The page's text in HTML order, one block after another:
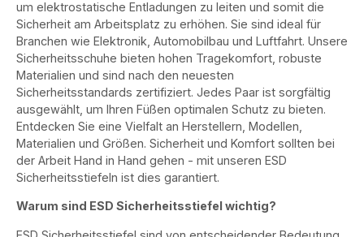
um elektrostatische Entladungen zu leiten und somit die
Sicherheit am Arbeitsplatz zu erhöhen. Sie sind ideal für
Branchen wie Elektronik, Automobilbau und Luftfahrt. Unsere
Sicherheitsschuhe bieten hohen Tragekomfort, robuste
Materialien und sind nach den neuesten
Sicherheitsstandards zertifiziert. Jedes Paar ist sorgfältig
ausgewählt, um Ihren Füßen optimalen Schutz zu bieten.
Entdecken Sie eine Vielfalt an Herstellern, Modellen,
Materialien und Größen. Sicherheit und Komfort sollten bei
der Arbeit Hand in Hand gehen - mit unseren ESD
Sicherheitsstiefeln ist dies garantiert.
Warum sind ESD Sicherheitsstiefel wichtig?